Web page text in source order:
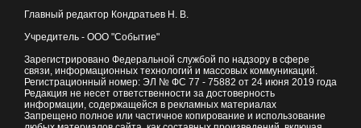
Главный редактор Кондратьев Н. В.
Учредитель - ООО "Событие"
Зарегистрировано Федеральной службой по надзору в сфере
связи, информационных технологий и массовых коммуникаций.
Регистрационный номер: ЭЛ № ФС 77 - 75882 от 24 июня 2019 года
Редакция не несет ответственности за достоверность
информации, содержащейся в рекламных материалах
Запрещено полное или частичное копирование и использование